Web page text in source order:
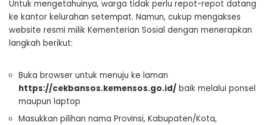
Untuk mengetahuinya, warga tidak perlu repot-repot datang
ke kantor kelurahan setempat. Namun, cukup mengakses
website resmi milik Kementerian Sosial dengan menerapkan
langkah berikut:
Buka browser untuk menuju ke laman
https://cekbansos.kemensos.go.id/ baik melalui ponsel
maupun laptop
Masukkan pilihan nama Provinsi, Kabupaten/Kota,